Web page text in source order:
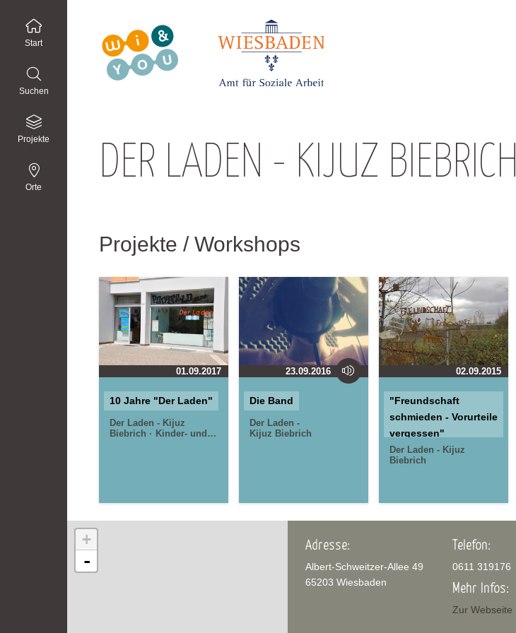
Start
Suchen
Projekte
Orte
DER LADEN - KIJUZ BIEBRICH
Projekte / Workshops
01.09.2017
10 Jahre "Der Laden"
Der Laden - Kijuz
Biebrich
Kinder- und
23.09.2016
Die Band
Der Laden -
Kijuz Biebrich
02.09.2015
"Freundschaft
schmieden - Vorurteile
vergessen"
Der Laden - Kijuz
Biebrich
+
-
Adresse:
Albert-Schweitzer-Allee 49
65203 Wiesbaden
Telefon:
0611 319176
Mehr Infos:
Zur Webseite